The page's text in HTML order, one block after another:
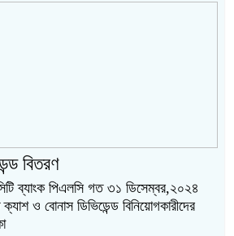
বিতরণ
ব্যাংক পিএলসি গত ৩১ ডিসেম্বর,২০২৪
ও বোনাস ডিভিডেন্ড বিনিয়োগকারীদের